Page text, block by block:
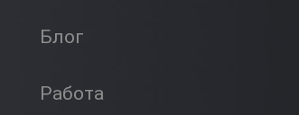
Блог
Работа